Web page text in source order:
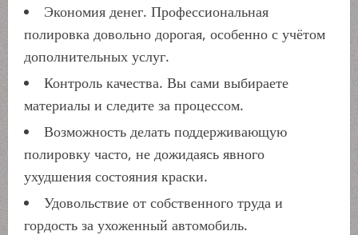
Экономия денег. Профессиональная
полировка довольно дорогая, особенно с учётом
дополнительных услуг.
Контроль качества. Вы сами выбираете
материалы и следите за процессом.
Возможность делать поддерживающую
полировку часто, не дожидаясь явного
ухудшения состояния краски.
Удовольствие от собственного труда и
гордость за ухоженный автомобиль.